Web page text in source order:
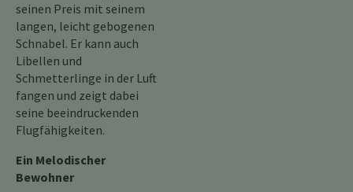
seinen Preis mit seinem
langen, leicht gebogenen
Schnabel. Er kann auch
Libellen und
Schmetterlinge in der Luft
fangen und zeigt dabei
seine beeindruckenden
Flugfähigkeiten.
Ein Melodischer
Bewohner